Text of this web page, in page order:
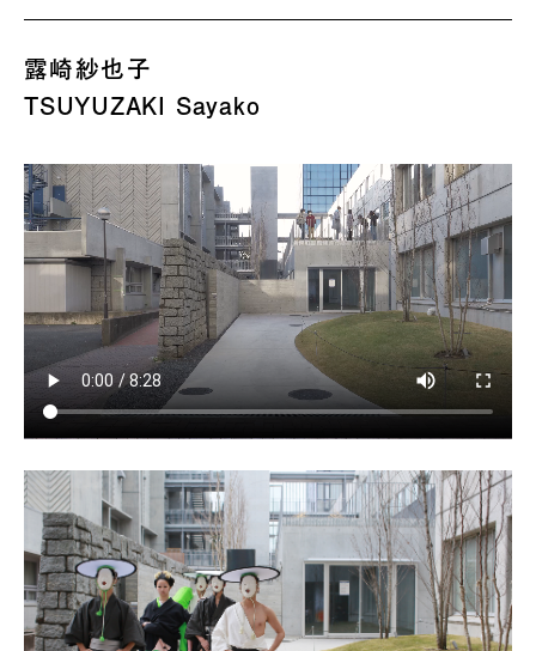
露崎紗也子
TSUYUZAKI Sayako